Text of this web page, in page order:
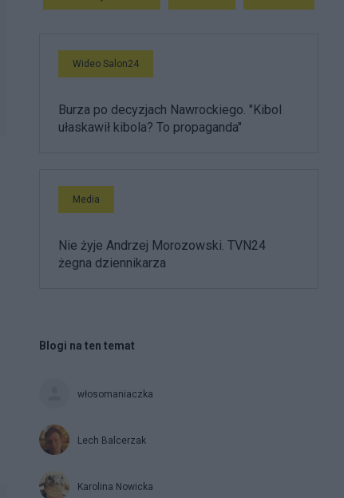
Wideo Salon24
Burza po decyzjach Nawrockiego. "Kibol
ułaskawił kibola? To propaganda"
Media
Nie żyje Andrzej Morozowski. TVN24
żegna dziennikarza
Blogi na ten temat
włosomaniaczka
Lech Balcerzak
Karolina Nowicka